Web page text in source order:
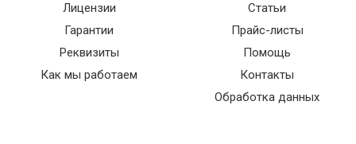
Лицензии
Гарантии
Реквизиты
Как мы работаем
Статьи
Прайс-листы
Помощь
Контакты
Обработка данных